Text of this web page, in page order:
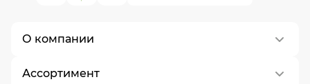
О компании
О нас
Ассортимент